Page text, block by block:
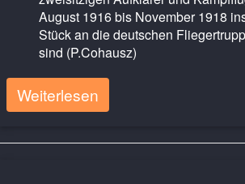
August 1916 bis November 1918
Stück an die deutschen
sind (P.Cohausz)
Weiterlesen